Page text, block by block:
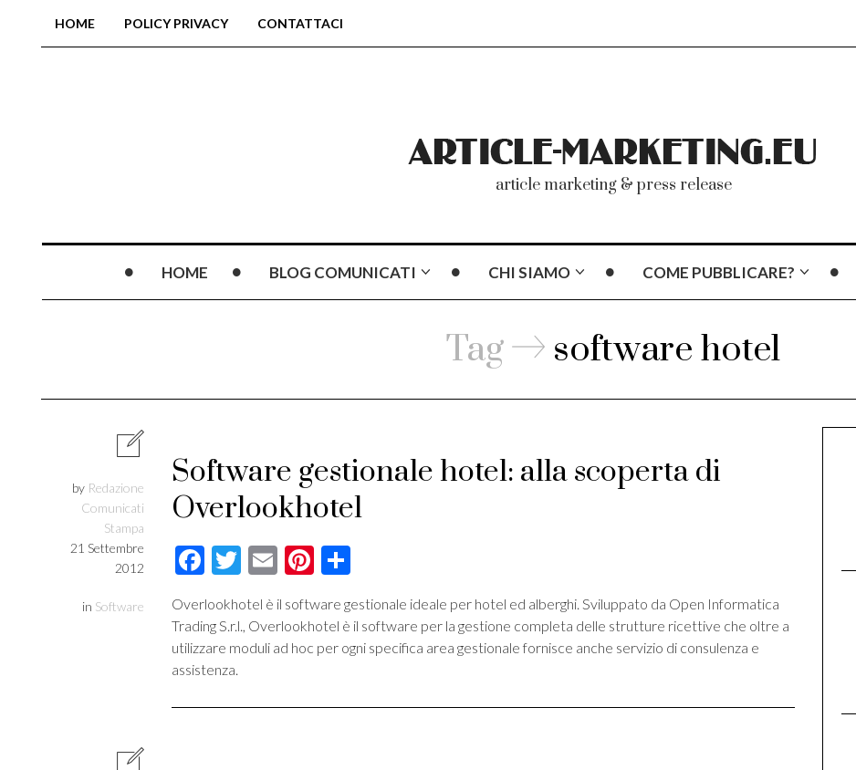
HOME POLICY PRIVACY CONTATTACI
article marketing & press release
HOME BLOG COMUNICATI CHI SIAMO COME PUBBLICARE?
Tag software hotel
by Redazione
Comunicati
Stampa
21 Settembre
2012
in Software
Software gestionale hotel: alla scoperta di
Overlookhotel
Facebook
Twitter
EmailPinterest
Condividi
Overlookhotel è il software gestionale ideale per hotel ed alberghi. Sviluppato da Open Informatica
Trading S.r.l., Overlookhotel è il software per la gestione completa delle strutture ricettive che oltre a
utilizzare moduli ad hoc per ogni specifica area gestionale fornisce anche servizio di consulenza e
assistenza.